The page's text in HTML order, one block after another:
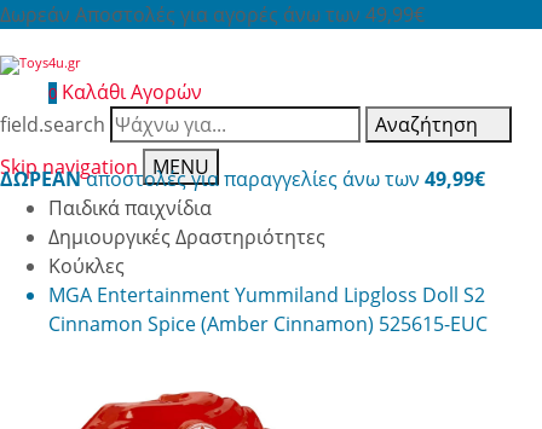
Δωρεάν Αποστολές για αγορές άνω των 49,99€
0 Καλάθι Αγορών
field.search
Αναζήτηση
Skip navigation
MENU
ΔΩΡΕΑΝαποστολές για παραγγελίες άνω των 49,99€
Παιδικά παιχνίδια
Δημιουργικές Δραστηριότητες
Κούκλες
MGA Entertainment Yummiland Lipgloss Doll S2
Cinnamon Spice (Amber Cinnamon) 525615-EUC